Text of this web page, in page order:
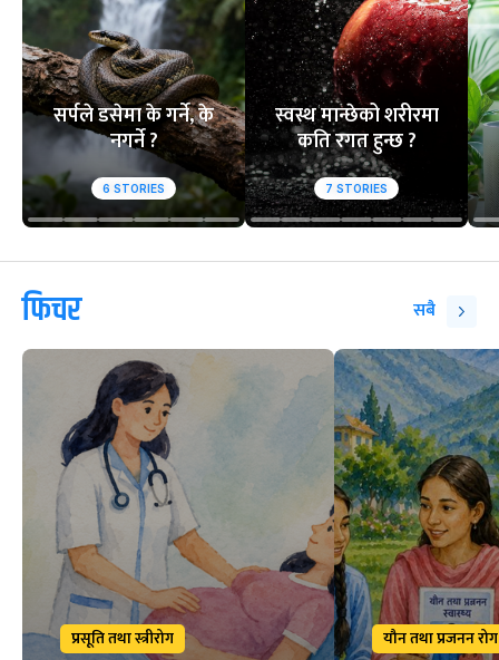
सर्पले डसेमा के गर्ने, के
नगर्ने ?
6 STORIES
स्वस्थ मान्छेको शरीरमा
कति रगत हुन्छ ?
7 STORIES
फिचर सबै
प्रसूति तथा स्त्रीरोग यौन तथा प्रजनन रोग